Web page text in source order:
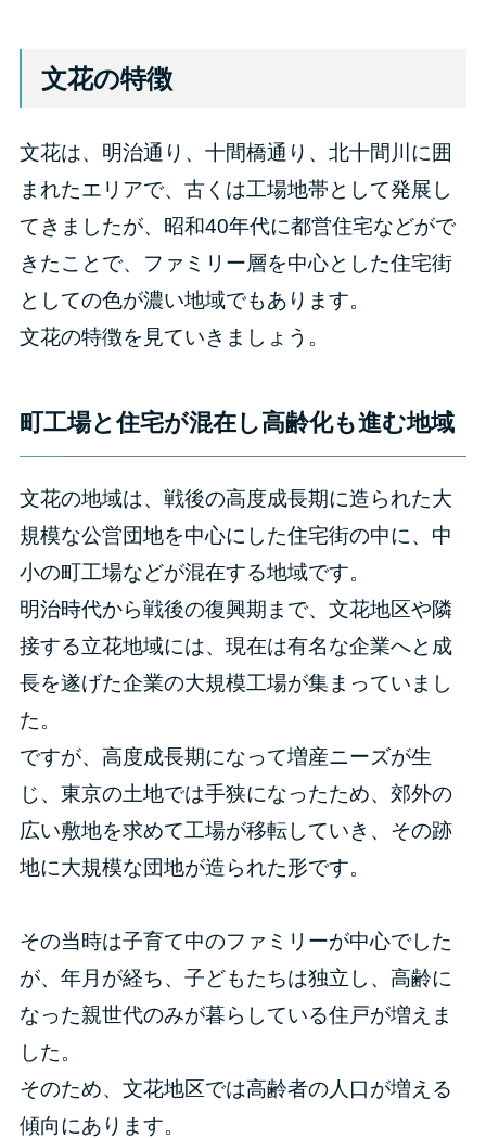
文花の特徴
文花は、明治通り、十間橋通り、北十間川に囲
まれたエリアで、古くは工場地帯として発展し
てきましたが、昭和40年代に都営住宅などがで
きたことで、ファミリー層を中心とした住宅街
としての色が濃い地域でもあります。
文花の特徴を見ていきましょう。
町工場と住宅が混在し高齢化も進む地域
文花の地域は、戦後の高度成長期に造られた大
規模な公営団地を中心にした住宅街の中に、中
小の町工場などが混在する地域です。
明治時代から戦後の復興期まで、文花地区や隣
接する立花地域には、現在は有名な企業へと成
長を遂げた企業の大規模工場が集まっていまし
た。
ですが、高度成長期になって増産ニーズが生
じ、東京の土地では手狭になったため、郊外の
広い敷地を求めて工場が移転していき、その跡
地に大規模な団地が造られた形です。
その当時は子育て中のファミリーが中心でした
が、年月が経ち、子どもたちは独立し、高齢に
なった親世代のみが暮らしている住戸が増えま
した。
そのため、文花地区では高齢者の人口が増える
傾向にあります。